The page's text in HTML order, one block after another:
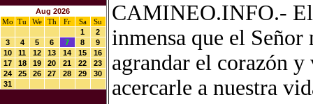
Aug 2026
Mo
Tu We Th Fr Sa
Su
1
2
3
4 5 6 7 8
9
10
11 12 13 14 15
16
17
18 19 20 21 22
23
24
25 26 27 28 29
30
31
CAMINEO.INFO.- El
inmensa que el Señor
agrandar el corazón y
acercarle a nuestra